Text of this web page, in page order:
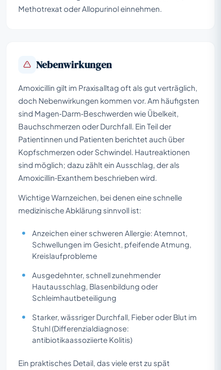
Methotrexat oder Allopurinol einnehmen.
Nebenwirkungen
Amoxicillin gilt im Praxisalltag oft als gut verträglich,
doch Nebenwirkungen kommen vor. Am häufigsten
sind Magen‑Darm‑Beschwerden wie Übelkeit,
Bauchschmerzen oder Durchfall. Ein Teil der
Patientinnen und Patienten berichtet auch über
Kopfschmerzen oder Schwindel. Hautreaktionen
sind möglich; dazu zählt ein Ausschlag, der als
Amoxicillin‑Exanthem beschrieben wird.
Wichtige Warnzeichen, bei denen eine schnelle
medizinische Abklärung sinnvoll ist:
Anzeichen einer schweren Allergie: Atemnot,
Schwellungen im Gesicht, pfeifende Atmung,
Kreislaufprobleme
Ausgedehnter, schnell zunehmender
Hautausschlag, Blasenbildung oder
Schleimhautbeteiligung
Starker, wässriger Durchfall, Fieber oder Blut im
Stuhl (Differenzialdiagnose:
antibiotikaassoziierte Kolitis)
Ein praktisches Detail, das viele erst zu spät